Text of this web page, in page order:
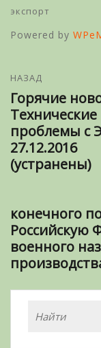
экспорт
Powered by
НАЗАД
Горячие
Технические
проблемы с
27.12.2016
(устранены)
конечного
Российскую
военного